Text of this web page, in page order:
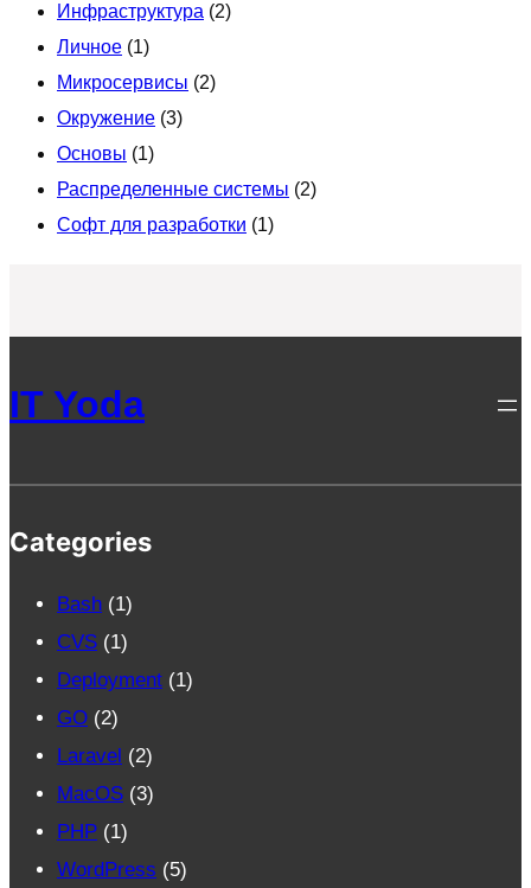
Инфраструктура (2)
Личное (1)
Микросервисы (2)
Окружение (3)
Основы (1)
Распределенные системы (2)
Софт для разработки (1)
IT Yoda
Categories
Bash (1)
CVS (1)
Deployment (1)
GO (2)
Laravel (2)
MacOS (3)
PHP (1)
WordPress (5)